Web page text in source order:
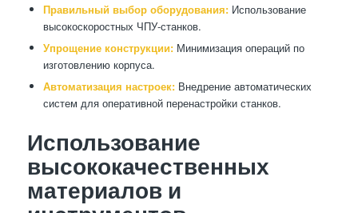
Правильный выбор оборудования:Использование
высокоскоростных ЧПУ-станков.
Упрощение конструкции:Минимизация операций по
изготовлению корпуса.
Автоматизация настроек:Внедрение автоматических
систем для оперативной перенастройки станков.
Использование
высококачественных
материалов и